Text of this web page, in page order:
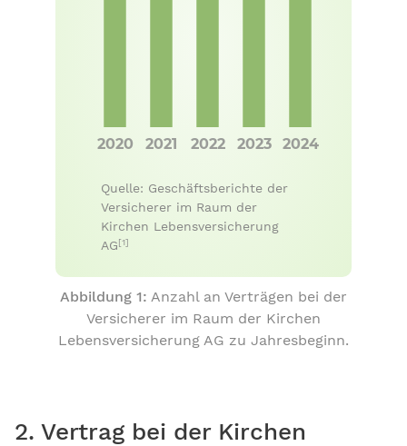
Quelle: Geschäftsberichte der
Versicherer im Raum der
Kirchen Lebensversicherung
AG[1]
Abbildung 1: Anzahl an Verträgen bei der
Versicherer im Raum der Kirchen
Lebensversicherung AG zu Jahresbeginn.
2. Vertrag bei der Kirchen